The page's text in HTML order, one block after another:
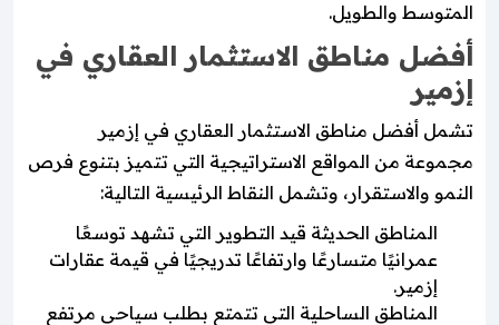
المتوسط والطويل.
أفضل مناطق الاستثمار العقاري في
إزمير
تشمل أفضل مناطق الاستثمار العقاري في إزمير
مجموعة من المواقع الاستراتيجية التي تتميز بتنوع فرص
النمو والاستقرار، وتشمل النقاط الرئيسية التالية:
المناطق الحديثة قيد التطوير التي تشهد توسعًا
عمرانيًا متسارعًا وارتفاعًا تدريجيًا في قيمة عقارات
إزمير.
المناطق الساحلية التي تتمتع بطلب سياحي مرتفع